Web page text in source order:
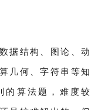
据结构、图论、动
几何、字符串等知
的算法题，难度较